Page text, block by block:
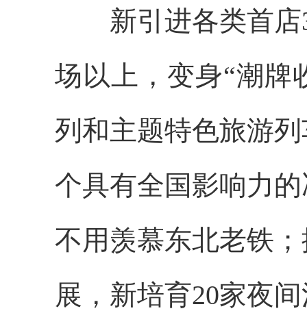
新引进各类首店
场以上，变身“潮牌
列和主题特色旅游
个具有全国影响力
不用羡慕东北老铁
展，新培育20家夜